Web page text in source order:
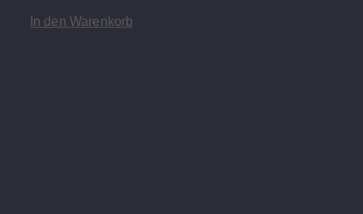
In den Warenkorb